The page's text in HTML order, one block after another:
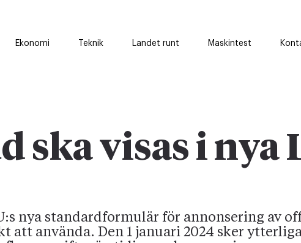
Ekonomi Teknik Landet runt Maskintest
ska visas i nya
nya standardformulär för annonsering av
att använda. Den 1 januari 2024 sker